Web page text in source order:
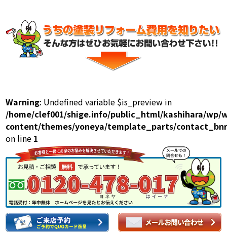
Warning: Undefined variable $is_preview in
/home/clef001/shige.info/public_html/kashihara/wp/
content/themes/yoneya/template_parts/
on line 1